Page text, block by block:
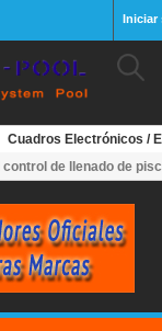
Iniciar
Cuadros Electrónicos /
de llenado de